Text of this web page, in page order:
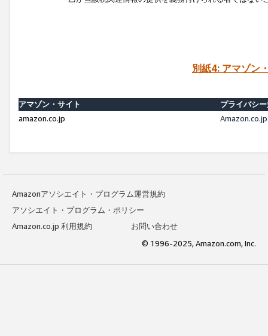
別紙4: アマゾン
アマゾン・サイト
プライバシ
amazon.co.jp
Amazonアソシエイト・プログラム運営規約
アソシエイト・プログラム・ポリシー
Amazon.co.jp 利用規約
お問い合わせ
© 1996-2025, Amazon.com, Inc.